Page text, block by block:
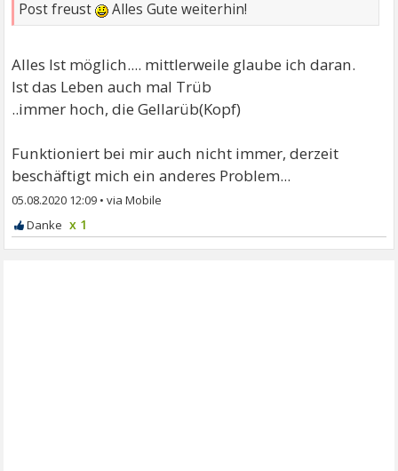
Post freust
Alles Gute weiterhin!
Alles Ist möglich.... mittlerweile glaube ich daran.
Ist das Leben auch mal Trüb
..immer hoch, die Gellarüb(Kopf)
Funktioniert bei mir auch nicht immer, derzeit
beschäftigt mich ein anderes Problem...
05.08.2020 12:09 •
x 1